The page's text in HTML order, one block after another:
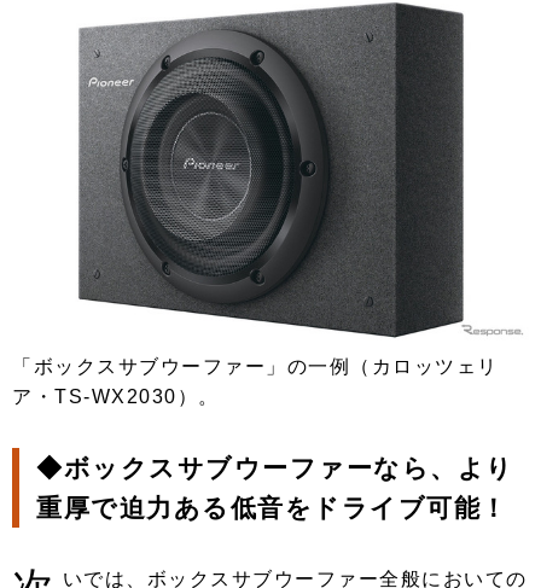
「ボックスサブウーファー」の一例（カロッツェリ
ア・TS-WX2030）。
◆ボックスサブウーファーなら、より
重厚で迫力ある低音をドライブ可能！
いでは、ボックスサブウーファー全般においての